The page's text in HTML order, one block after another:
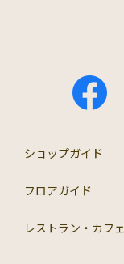
ショップガイド
フロアガイド
レストラン・カフェ